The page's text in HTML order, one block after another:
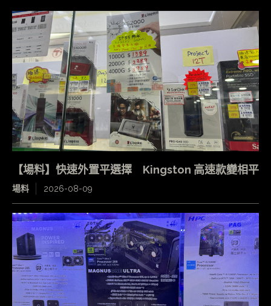
【場料】快速外置平選擇 Kingston 高速款變相平
場料 2026-08-09